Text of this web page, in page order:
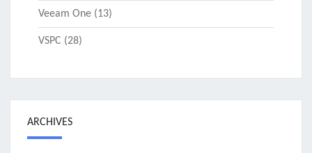
Veeam One (13)
VSPC (28)
ARCHIVES